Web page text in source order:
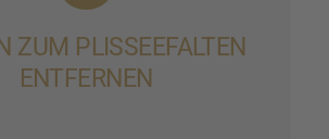
ZUM PLISSEE­FAL­TEN
ENTFER­NEN